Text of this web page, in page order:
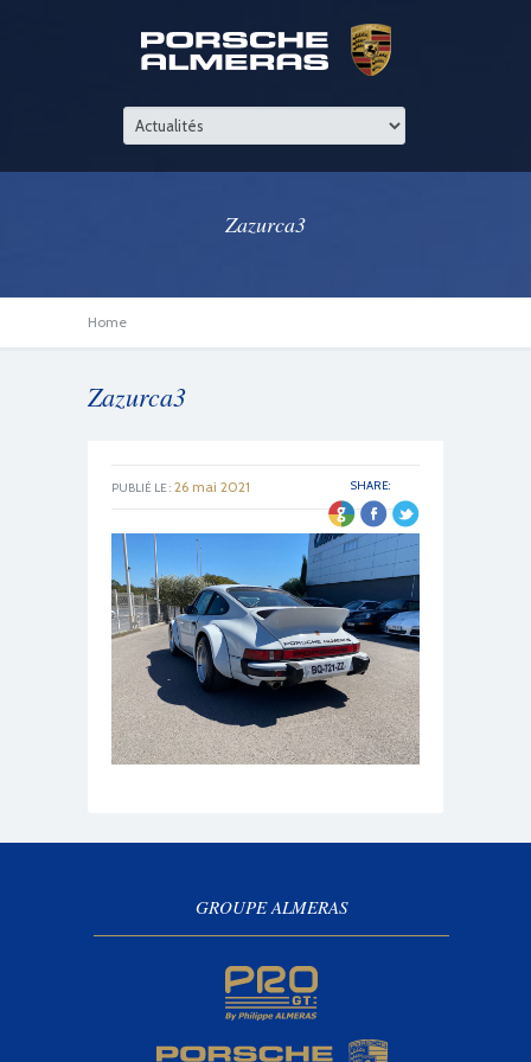
Zazurca3
Home
Zazurca3
SHARE:
PUBLIÉ LE : 26 mai 2021
GROUPE ALMERAS